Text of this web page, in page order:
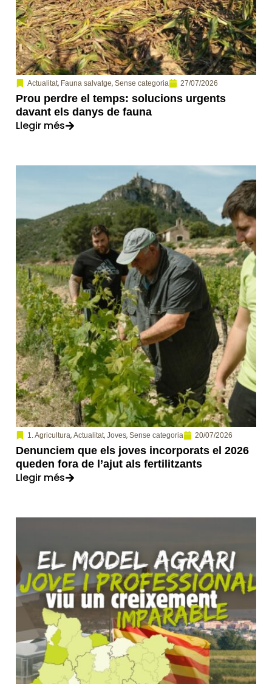
Actualitat, Fauna salvatge, Sense categoria 27/07/2026
Prou perdre el temps: solucions urgents
davant els danys de fauna
Llegir més
1. Agricultura, Actualitat, Joves, Sense categoria 20/07/2026
Denunciem que els joves incorporats el 2026
queden fora de l’ajut als fertilitzants
Llegir més